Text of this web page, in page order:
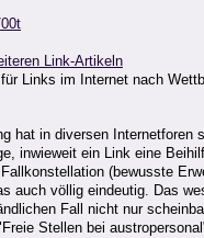
Link-Artikeln
Links im Internet nach
hat in diversen Internetforen
inwieweit ein Link eine
(bewusste
auch völlig eindeutig. Das
Fall nicht nur
Stellen bei